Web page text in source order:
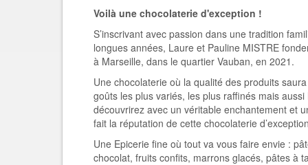
Voilà une chocolaterie d'exception !
S’inscrivant avec passion dans une tradition
longues années, Laure et Pauline MISTRE
à Marseille, dans le quartier Vauban, en 2021.
Une chocolaterie où la qualité des produits
goûts les plus variés, les plus raffinés mais
découvrirez avec un véritable enchantement et
fait la réputation de cette chocolaterie
Une Epicerie fine où tout va vous faire envie :
chocolat, fruits confits, marrons glacés, pâtes à